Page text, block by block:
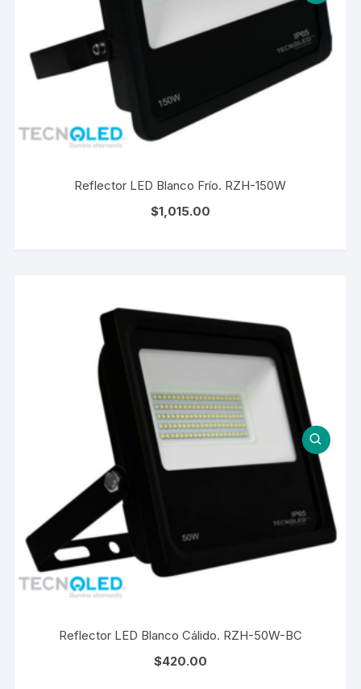
Reflector LED Blanco Frío. RZH-150W
$1,015.00
Reflector LED Blanco Cálido. RZH-50W-BC
$420.00